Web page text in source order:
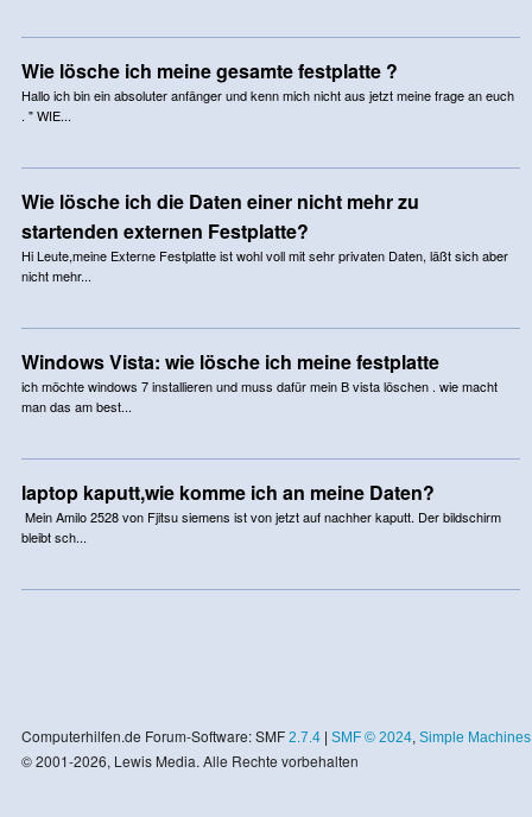
Wie lösche ich meine gesamte festplatte ?
Hallo ich bin ein absoluter anfänger und kenn mich nicht aus jetzt meine frage an euch
. " WIE...
Wie lösche ich die Daten einer nicht mehr zu
startenden externen Festplatte?
Hi Leute,meine Externe Festplatte ist wohl voll mit sehr privaten Daten, läßt sich aber
nicht mehr...
Windows Vista: wie lösche ich meine festplatte
ich möchte windows 7 installieren und muss dafür mein B vista löschen . wie macht
man das am best...
laptop kaputt,wie komme ich an meine Daten?
Mein Amilo 2528 von Fjitsu siemens ist von jetzt auf nachher kaputt. Der bildschirm
bleibt sch...
Computerhilfen.de Forum-Software: SMF 2.7.4| SMF © 2024, Simple Machines
© 2001-2026, Lewis Media. Alle Rechte vorbehalten